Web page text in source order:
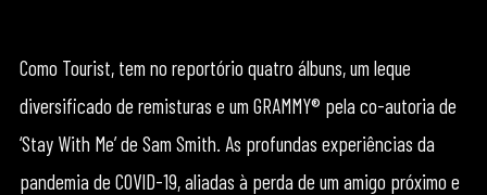
Como Tourist, tem no reportório quatro álbuns, um leque
diversificado de remisturas e um GRAMMY® pela co-autoria de
‘Stay With Me’ de Sam Smith. As profundas experiências da
pandemia de COVID-19, aliadas à perda de um amigo próximo e